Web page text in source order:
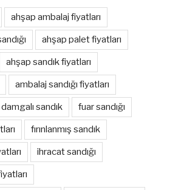
ahşap ambalaj fiyatları
ahşap palet fiyatları
ahşap sandık fiyatları
ambalaj sandığı fiyatları
damgalı sandık fuar sandığı
fırınlanmış sandık
ihracat sandığı